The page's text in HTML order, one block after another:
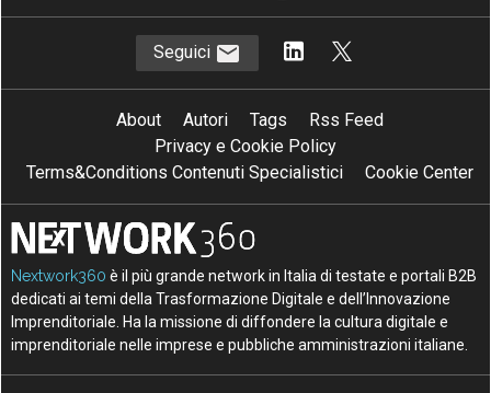
Seguici
About Autori Tags
Rss Feed
Privacy e Cookie Policy
Terms&Conditions Contenuti Specialistici
Cookie Center
Nextwork360 è il più grande network in Italia di testate e portali B2B
dedicati ai temi della Trasformazione Digitale e dell’Innovazione
Imprenditoriale. Ha la missione di diffondere la cultura digitale e
imprenditoriale nelle imprese e pubbliche amministrazioni italiane.